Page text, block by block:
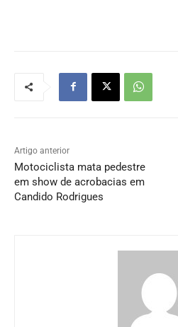
Artigo anterior
Motociclista mata pedestre
em show de acrobacias em
Candido Rodrigues